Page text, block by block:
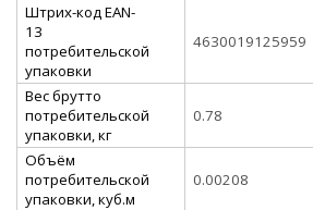
Штрих-код EAN-
13
потребительской
упаковки
4630019125959
Вес брутто
потребительской
упаковки, кг
0.78
Объём
потребительской
упаковки, куб.м
0.00208